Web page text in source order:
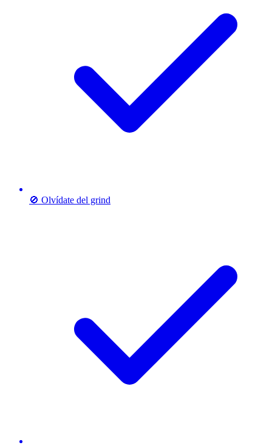
🚫 Olvídate del grind